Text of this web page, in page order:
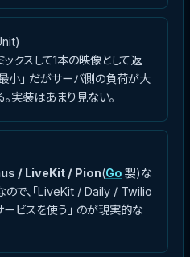
クスして1本の映像として返
小」 だがサーバ側の負荷が大
。実装はあまり見ない。
/ LiveKit / Pion(Go 製)な
ので、「LiveKit / Daily / Twilio
ビスを使う」 のが現実的な